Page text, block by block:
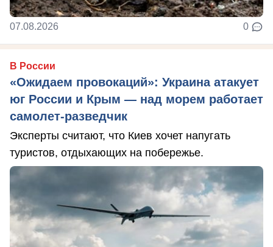
07.08.2026 0
В России
«Ожидаем провокаций»: Украина атакует
юг России и Крым — над морем работает
самолет-разведчик
Эксперты считают, что Киев хочет напугать
туристов, отдыхающих на побережье.